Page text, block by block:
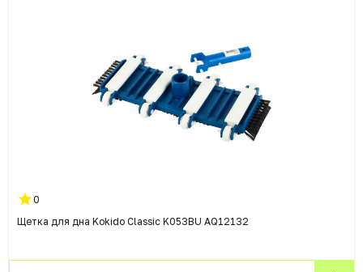
0
Щетка для дна Kokido Classic K053BU AQ12132